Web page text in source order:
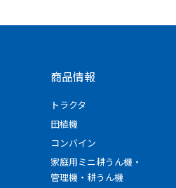
商品情報
トラクタ
田植機
コンバイン
家庭用ミニ耕うん機・
管理機・耕うん機